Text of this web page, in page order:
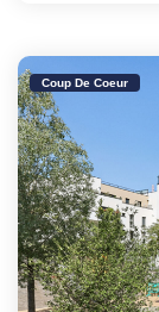
Coup De Coeur